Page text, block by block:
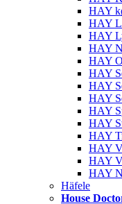
HAY
HAY
HAY
HAY
HAY
HAY
HAY
HAY
HAY
HAY
HAY
HAY
HAY
HAY
Häfele
House